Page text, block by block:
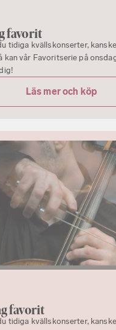
favorit
tidiga kvällskonserter,
kan vår Favoritserie på
Läs mer och köp
favorit
tidiga kvällskonserter,